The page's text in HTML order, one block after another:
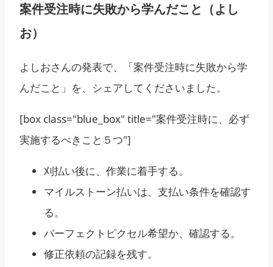
案件受注時に失敗から学んだこと（よし
お）
よしおさんの発表で、「案件受注時に失敗から学
んだこと」を、シェアしてくださいました。
[box class="blue_box" title="案件受注時に、必ず
実施するべきこと５つ"]
刈払い後に、作業に着手する。
マイルストーン払いは、支払い条件を確認す
る。
パーフェクトピクセル希望か、確認する。
修正依頼の記録を残す。